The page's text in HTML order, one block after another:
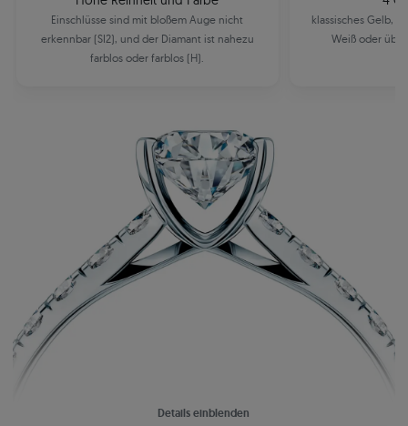
Einschlüsse sind mit bloßem Auge nicht
erkennbar (SI2), und der Diamant ist nahezu
farblos oder farblos (H).
klassisches Gelb,
Weiß oder
Details einblenden